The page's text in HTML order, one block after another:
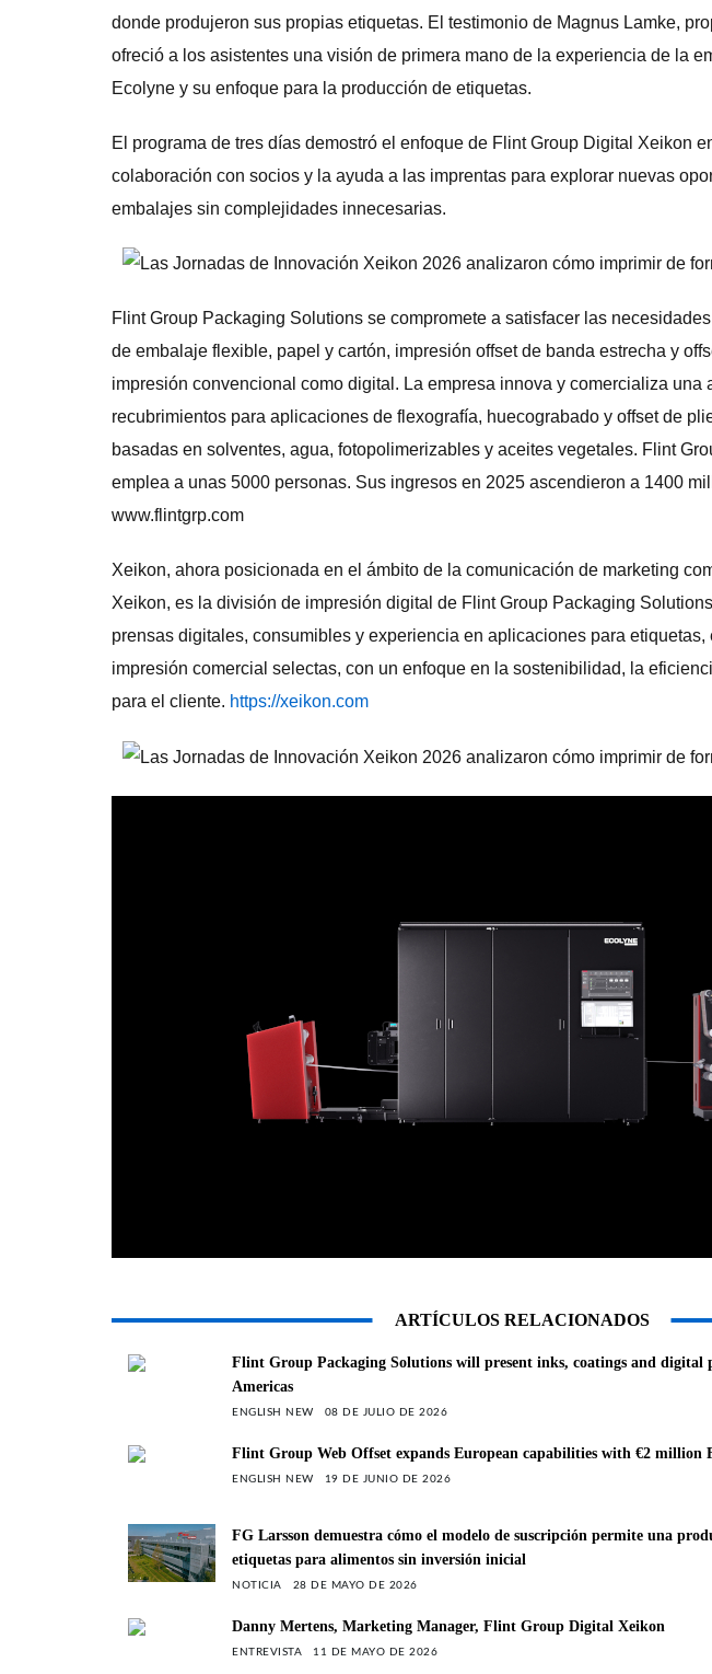
donde produjeron sus propias etiquetas. El testimonio de Magnus Lamke,
ofreció a los asistentes una visión de primera mano de la experiencia de la
Ecolyne y su enfoque para la producción de etiquetas.
El programa de tres días demostró el enfoque de Flint Group Digital Xeikon
colaboración con socios y la ayuda a las imprentas para explorar nuevas
embalajes sin complejidades innecesarias.
Flint Group Packaging Solutions se compromete a satisfacer las
de embalaje flexible, papel y cartón, impresión offset de banda estrecha y
impresión convencional como digital. La empresa innova y comercializa una
recubrimientos para aplicaciones de flexografía, huecograbado y offset de
basadas en solventes, agua, fotopolimerizables y aceites vegetales. Flint
emplea a unas 5000 personas. Sus ingresos en 2025 ascendieron a 1400
www.flintgrp.com
Xeikon, ahora posicionada en el ámbito de la comunicación de marketing
Xeikon, es la división de impresión digital de Flint Group Packaging
prensas digitales, consumibles y experiencia en aplicaciones para
impresión comercial selectas, con un enfoque en la sostenibilidad, la
para el cliente. https://xeikon.com
ARTÍCULOS RELACIONADOS
Flint Group Packaging Solutions will present inks, coatings and digital
Americas
ENGLISH NEW 08 DE JULIO DE 2026
Flint Group Web Offset expands European capabilities with €2 million
ENGLISH NEW 19 DE JUNIO DE 2026
FG Larsson demuestra cómo el modelo de suscripción permite una
etiquetas para alimentos sin inversión inicial
NOTICIA 28 DE MAYO DE 2026
Danny Mertens, Marketing Manager, Flint Group Digital Xeikon
ENTREVISTA 11 DE MAYO DE 2026